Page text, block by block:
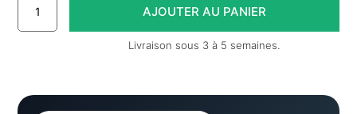
Livraison sous 3 à 5 semaines.